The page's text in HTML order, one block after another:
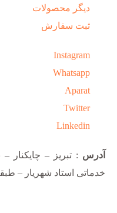
دیگر محصولات
ثبت سفارش
Instagram
Whatsapp
Aparat
Twitter
Linkedin
آدرس : تبریز – چایکنار
خدماتی استاد شهریار – طبقه 6 –